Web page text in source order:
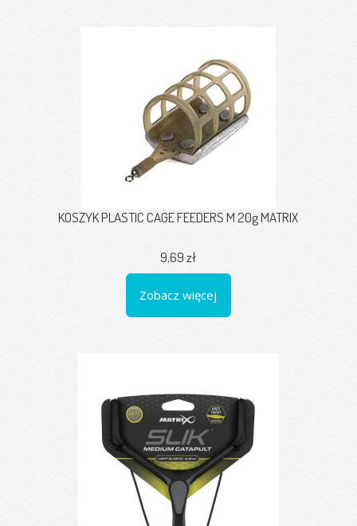
KOSZYK PLASTIC CAGE FEEDERS M 20g MATRIX
9,69 zł
Zobacz więcej